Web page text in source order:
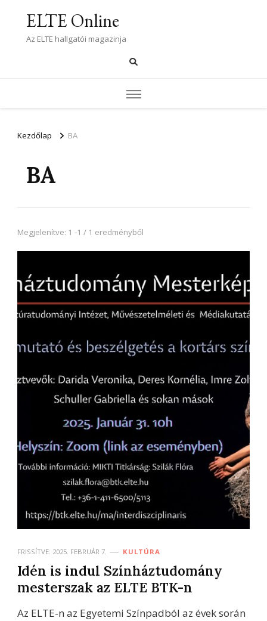
ELTE Online
Az ELTE hallgatói magazinja
Kezdőlap BA
BA
Megjelenítve: 1 -1 / 1 eredményből
FRISSÍTVE: 2025. FEBRUÁR 7. KULTÚRA
Idén is indul Színháztudomány
mesterszak az ELTE BTK-n
Az ELTE-n az Egyetemi Színpadból az évek során